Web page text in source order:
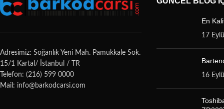
Adresimiz: Soğanlık Yeni Mah. Pamukkale Sok.
15/1 Kartal/ İstanbul / TR
Telefon: (216) 599 0000
Mail: info@barkodcarsi.com
En
17
16